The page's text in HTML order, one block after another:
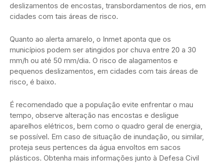
deslizamentos de encostas, transbordamentos de rios, em
cidades com tais áreas de risco.
Quanto ao alerta amarelo, o Inmet aponta que os
municípios podem ser atingidos por chuva entre 20 a 30
mm/h ou até 50 mm/dia. O risco de alagamentos e
pequenos deslizamentos, em cidades com tais áreas de
risco, é baixo.
É recomendado que a população evite enfrentar o mau
tempo, observe alteração nas encostas e desligue
aparelhos elétricos, bem como o quadro geral de energia,
se possível. Em caso de situação de inundação, ou similar,
proteja seus pertences da água envoltos em sacos
plásticos. Obtenha mais informações junto à Defesa Civil